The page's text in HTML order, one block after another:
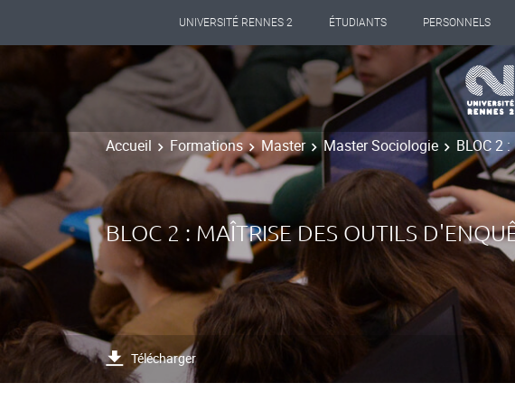
UNIVERSITÉ RENNES 2 ÉTUDIANTS PERSONNELS
Accueil Formations Master Master Sociologie BLOC 2
BLOC 2 : MAÎTRISE DES OUTILS
Télécharger